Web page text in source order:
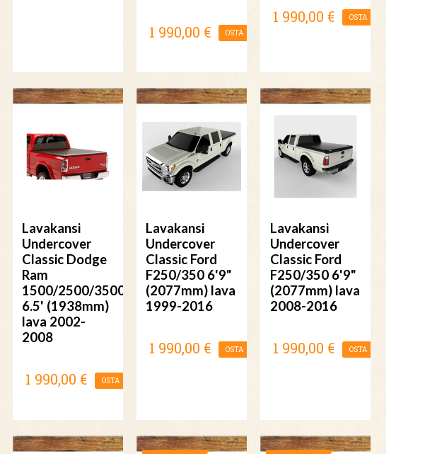
1 990,00 € OSTA
1 990,00 € OSTA
Lavakansi
Undercover
Classic Dodge
Ram
1500/2500/3500
6.5' (1938mm)
lava 2002-
2008
1 990,00 € OSTA
Lavakansi
Undercover
Classic Ford
F250/350 6'9"
(2077mm) lava
1999-2016
1 990,00 € OSTA
Lavakansi
Undercover
Classic Ford
F250/350 6'9"
(2077mm) lava
2008-2016
1 990,00 € OSTA